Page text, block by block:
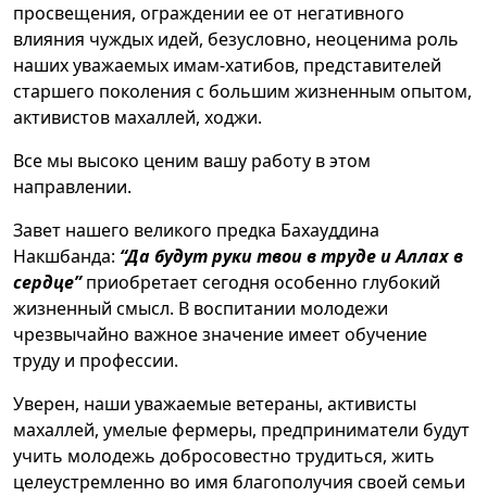
просвещения, ограждении ее от негативного
влияния чуждых идей, безусловно, неоценима роль
наших уважаемых имам-хатибов, представителей
старшего поколения с большим жизненным опытом,
активистов махаллей, ходжи.
Все мы высоко ценим вашу работу в этом
направлении.
Завет нашего великого предка Бахауддина
Накшбанда: “Да будут руки твои в труде и Аллах в
сердце”приобретает сегодня особенно глубокий
жизненный смысл. В воспитании молодежи
чрезвычайно важное значение имеет обучение
труду и профессии.
Уверен, наши уважаемые ветераны, активисты
махаллей, умелые фермеры, предприниматели будут
учить молодежь добросовестно трудиться, жить
целеустремленно во имя благополучия своей семьи